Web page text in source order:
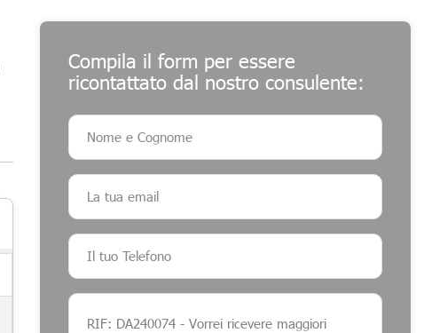
Compila il form per essere
ricontattato dal nostro consulente: